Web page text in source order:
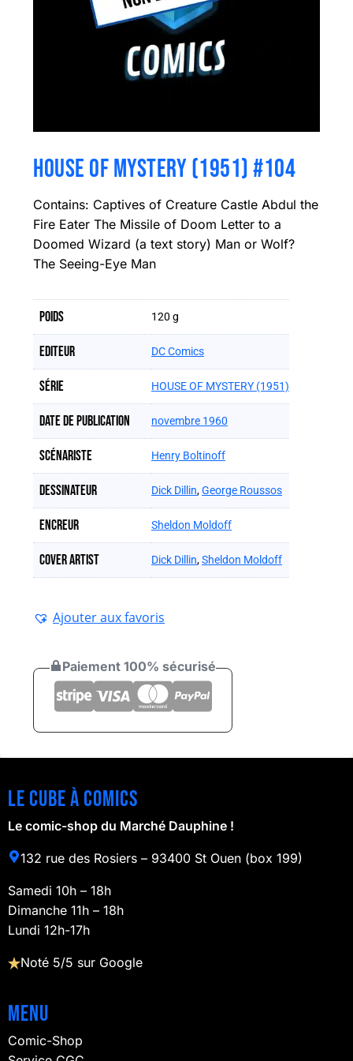
HOUSE OF MYSTERY (1951) #104
Contains: Captives of Creature Castle Abdul the
Fire Eater The Missile of Doom Letter to a
Doomed Wizard (a text story) Man or Wolf?
The Seeing-Eye Man
Poids 120 g
Editeur DC Comics
Série HOUSE OF MYSTERY (1951)
Date de publication novembre 1960
Scénariste Henry Boltinoff
Dessinateur Dick Dillin,George Roussos
Encreur Sheldon Moldoff
Cover artist Dick Dillin,Sheldon Moldoff
Ajouter aux favoris
Paiement 100% sécurisé
Le cube à comics
Le comic-shop du Marché Dauphine !
132 rue des Rosiers – 93400 St Ouen (box 199)
Samedi 10h – 18h
Dimanche 11h – 18h
Lundi 12h-17h
Noté 5/5 sur Google
Menu
Comic-Shop